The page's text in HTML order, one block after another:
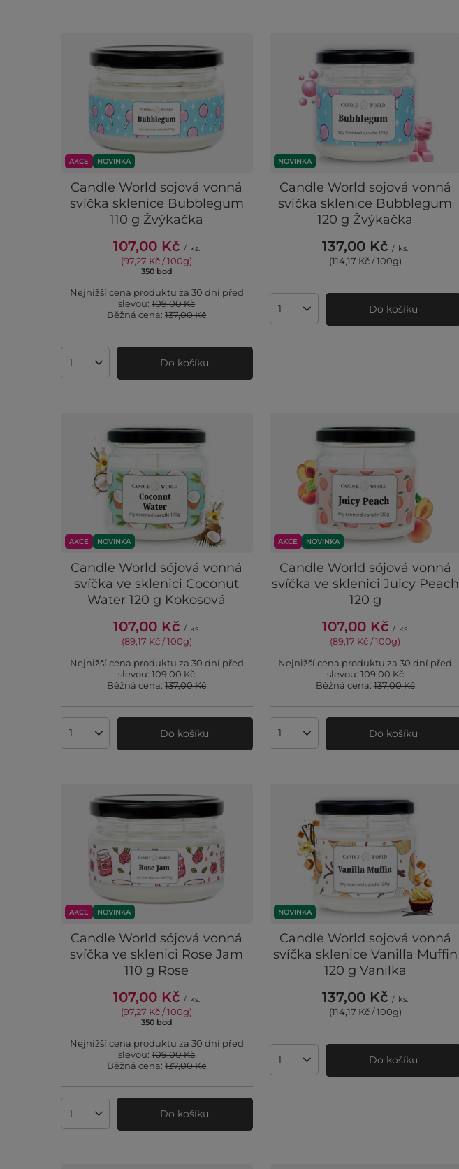
AKCE NOVINKA
Candle World sojová vonná
svíčka sklenice Bubblegum
110 g Žvýkačka
107,00 Kč / ks.
(97,27 Kč / 100g)
350bod
Nejnižší cena produktu za 30 dní před
slevou:109,00 Kč
Běžná cena:137,00 Kč
Množství produktůDo košíku
NOVINKA
Candle World sojová vonná
svíčka sklenice Bubblegum
120 g Žvýkačka
137,00 Kč / ks.
(114,17 Kč / 100g)
Množství produktůDo košíku
AKCE NOVINKA
Candle World sójová vonná
svíčka ve sklenici Coconut
Water 120 g Kokosová
107,00 Kč / ks.
(89,17 Kč / 100g)
Nejnižší cena produktu za 30 dní před
slevou:109,00 Kč
Běžná cena:137,00 Kč
Množství produktůDo košíku
AKCE NOVINKA
Candle World sójová vonná
svíčka ve sklenici Juicy Peach
120 g
107,00 Kč / ks.
(89,17 Kč / 100g)
Nejnižší cena produktu za 30 dní před
slevou:109,00 Kč
Běžná cena:137,00 Kč
Množství produktůDo košíku
AKCE NOVINKA
Candle World sójová vonná
svíčka ve sklenici Rose Jam
110 g Rose
107,00 Kč / ks.
(97,27 Kč / 100g)
350bod
Nejnižší cena produktu za 30 dní před
slevou:109,00 Kč
Běžná cena:137,00 Kč
Množství produktůDo košíku
NOVINKA
Candle World sojová vonná
svíčka sklenice Vanilla Muffin
120 g Vanilka
137,00 Kč / ks.
(114,17 Kč / 100g)
Množství produktůDo košíku